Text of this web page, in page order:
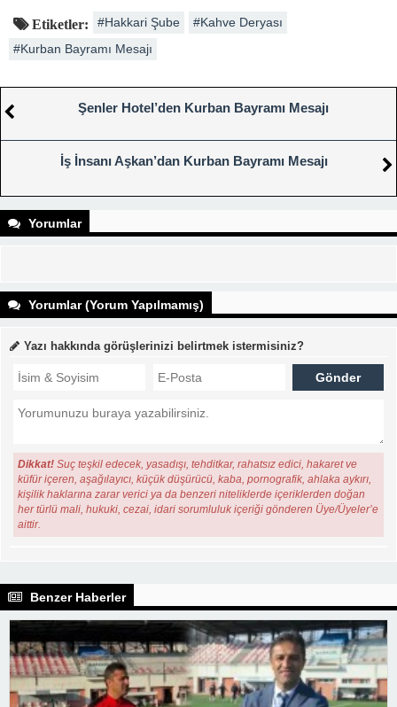
Etiketler: #Hakkari Şube
#Kahve Deryası
#Kurban Bayramı Mesajı
Şenler Hotel’den Kurban Bayramı Mesajı
İş İnsanı Aşkan’dan Kurban Bayramı Mesajı
Yorumlar
Yorumlar (Yorum Yapılmamış)
Yazı hakkında görüşlerinizi belirtmek istermisiniz?
Dikkat! Suç teşkil edecek, yasadışı, tehditkar, rahatsız edici, hakaret ve
küfür içeren, aşağılayıcı, küçük düşürücü, kaba, pornografik, ahlaka aykırı,
kişilik haklarına zarar verici ya da benzeri niteliklerde içeriklerden doğan
her türlü mali, hukuki, cezai, idari sorumluluk içeriği gönderen Üye/Üyeler’e
aittir.
Benzer Haberler